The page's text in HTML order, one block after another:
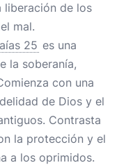
liberación de los
mal.
25 es una
la soberanía,
con una
de Dios y el
Contrasta
la protección y el
a los oprimidos.